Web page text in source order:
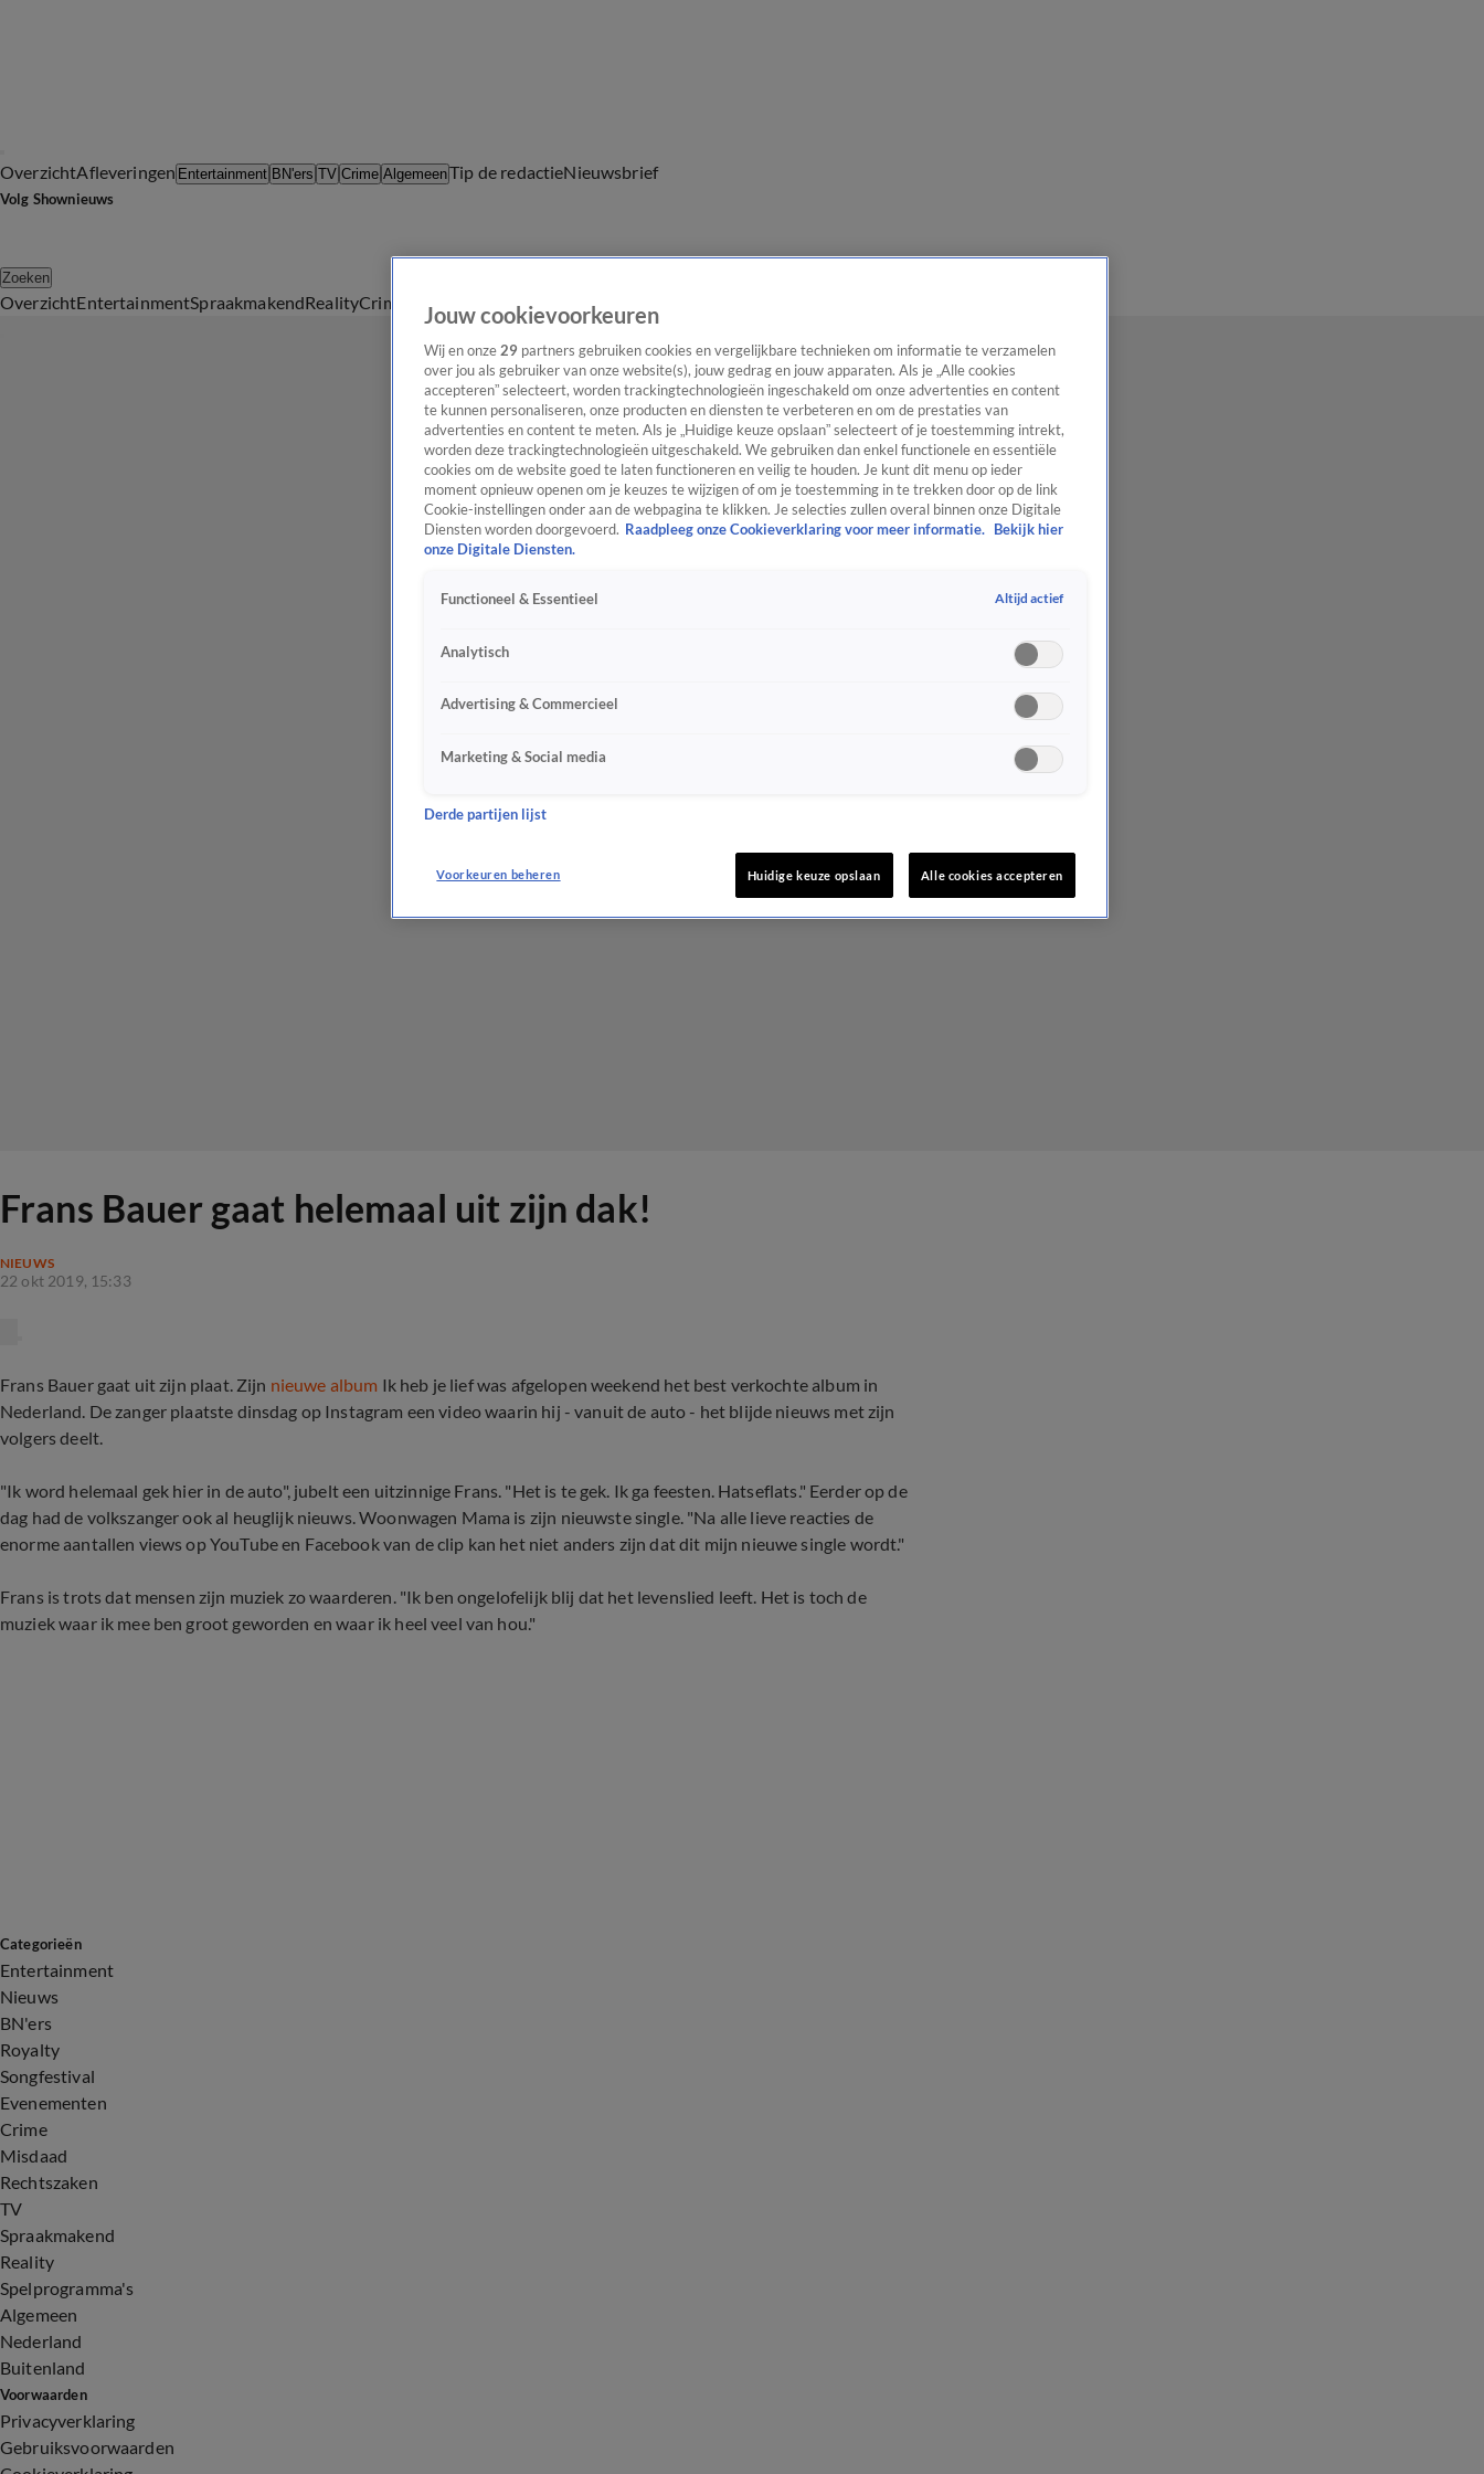
OverzichtAfleveringen Entertainment BN'ers TV Crime AlgemeenTip de redactieNieuwsbrief
Volg Shownieuws
Zoeken
OverzichtEntertainmentSpraakmakendRealityCrime Video's Afleveringen
Frans Bauer gaat helemaal uit zijn dak!
NIEUWS
22 okt 2019, 15:33
Frans Bauer gaat uit zijn plaat. Zijn nieuwe album Ik heb je lief was afgelopen weekend het best verkochte album in
Nederland. De zanger plaatste dinsdag op Instagram een video waarin hij - vanuit de auto - het blijde nieuws met zijn
volgers deelt.
"Ik word helemaal gek hier in de auto", jubelt een uitzinnige Frans. "Het is te gek. Ik ga feesten. Hatseflats." Eerder op de
dag had de volkszanger ook al heuglijk nieuws. Woonwagen Mama is zijn nieuwste single. "Na alle lieve reacties de
enorme aantallen views op YouTube en Facebook van de clip kan het niet anders zijn dat dit mijn nieuwe single wordt."
Frans is trots dat mensen zijn muziek zo waarderen. "Ik ben ongelofelijk blij dat het levenslied leeft. Het is toch de
muziek waar ik mee ben groot geworden en waar ik heel veel van hou."
Categorieën
Entertainment
Nieuws
BN'ers
Royalty
Songfestival
Evenementen
Crime
Misdaad
Rechtszaken
TV
Spraakmakend
Reality
Spelprogramma's
Algemeen
Nederland
Buitenland
Voorwaarden
Privacyverklaring
Gebruiksvoorwaarden
Jouw cookievoorkeuren
Wij en onze 29 partners gebruiken cookies en vergelijkbare technieken om informatie te verzamelen
over jou als gebruiker van onze website(s), jouw gedrag en jouw apparaten. Als je „Alle cookies
accepteren” selecteert, worden trackingtechnologieën ingeschakeld om onze advertenties en content
te kunnen personaliseren, onze producten en diensten te verbeteren en om de prestaties van
advertenties en content te meten. Als je „Huidige keuze opslaan” selecteert of je toestemming intrekt,
worden deze trackingtechnologieën uitgeschakeld. We gebruiken dan enkel functionele en essentiële
cookies om de website goed te laten functioneren en veilig te houden. Je kunt dit menu op ieder
moment opnieuw openen om je keuzes te wijzigen of om je toestemming in te trekken door op de link
Cookie-instellingen onder aan de webpagina te klikken. Je selecties zullen overal binnen onze Digitale
Diensten worden doorgevoerd. Raadpleeg onze Cookieverklaring voor meer informatie.
Bekijk hier
onze Digitale Diensten.
Functioneel & Essentieel Altijd actief
Analytisch
Advertising & Commercieel
Marketing & Social media
Derde partijen lijst
Voorkeuren beheren Huidige keuze opslaan Alle cookies accepteren